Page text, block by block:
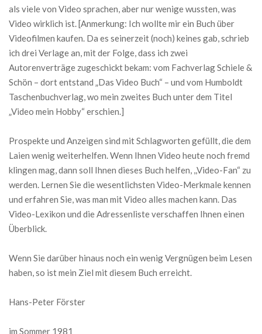
als viele von Video sprachen, aber nur wenige wussten, was
Video wirklich ist. [Anmerkung: Ich wollte mir ein Buch über
Videofilmen kaufen. Da es seinerzeit (noch) keines gab, schrieb
ich drei Verlage an, mit der Folge, dass ich zwei
Autorenverträge zugeschickt bekam: vom Fachverlag Schiele &
Schön – dort entstand „Das Video Buch“ – und vom Humboldt
Taschenbuchverlag, wo mein zweites Buch unter dem Titel
„Video mein Hobby“ erschien.]
Prospekte und Anzeigen sind mit Schlagworten gefüllt, die dem
Laien wenig weiter­helfen. Wenn Ihnen Video heute noch fremd
klingen mag, dann soll Ihnen dieses Buch hel­fen, ,,Video-Fan“ zu
werden. Lernen Sie die wesentlichsten Video-Merkmale kennen
und erfahren Sie, was man mit Video alles machen kann. Das
Video-Lexikon und die Adressenliste verschaffen Ih­nen einen
Überblick.
Wenn Sie darüber hinaus noch ein wenig Vergnügen beim Lesen
haben, so ist mein Ziel mit diesem Buch erreicht.
Hans-Peter Förster
im Sommer 1981